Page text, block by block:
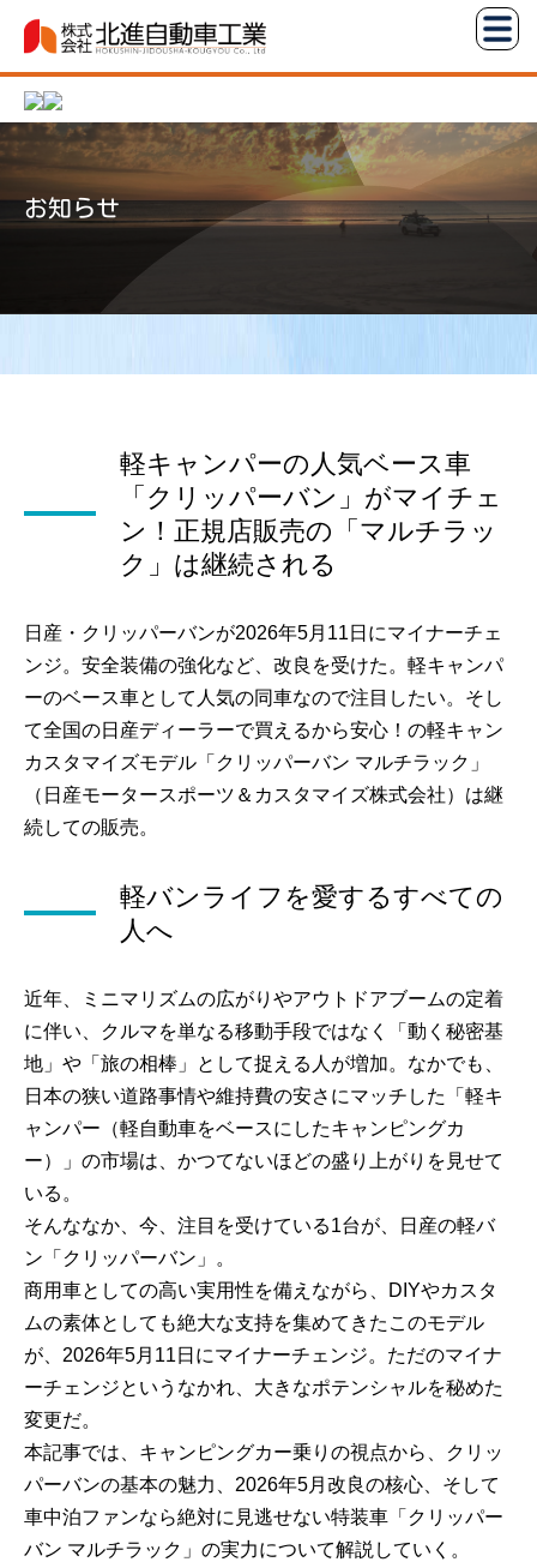
テ
ツ
へ
株
式
会
社
北
進
お知らせ
軽キャンパーの人気ベース車
「クリッパーバン」がマイチェ
ン！正規店販売の「マルチラッ
ク」は継続される
日産・クリッパーバンが2026年5月11日にマイナーチェ
ンジ。安全装備の強化など、改良を受けた。軽キャンパ
ーのベース車として人気の同車なので注目したい。そし
て全国の日産ディーラーで買えるから安心！の軽キャン
カスタマイズモデル「クリッパーバン マルチラック」
（日産モータースポーツ＆カスタマイズ株式会社）は継
続しての販売。
軽バンライフを愛するすべての
人へ
近年、ミニマリズムの広がりやアウトドアブームの定着
に伴い、クルマを単なる移動手段ではなく「動く秘密基
地」や「旅の相棒」として捉える人が増加。なかでも、
日本の狭い道路事情や維持費の安さにマッチした「軽キ
ャンパー（軽自動車をベースにしたキャンピングカ
ー）」の市場は、かつてないほどの盛り上がりを見せて
いる。
そんななか、今、注目を受けている1台が、日産の軽バ
ン「クリッパーバン」。
商用車としての高い実用性を備えながら、DIYやカスタ
ムの素体としても絶大な支持を集めてきたこのモデル
が、2026年5月11日にマイナーチェンジ。ただのマイナ
ーチェンジというなかれ、大きなポテンシャルを秘めた
変更だ。
本記事では、キャンピングカー乗りの視点から、クリッ
パーバンの基本の魅力、2026年5月改良の核心、そして
車中泊ファンなら絶対に見逃せない特装車「クリッパー
バン マルチラック」の実力について解説していく。